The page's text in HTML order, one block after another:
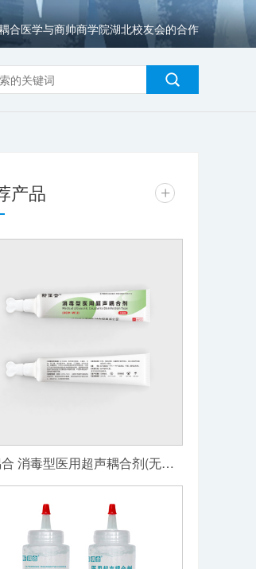
合医学与商帅商学院湖北校友会的合作
产品 +
新偶合 消毒型医用超声耦合剂(无菌级)